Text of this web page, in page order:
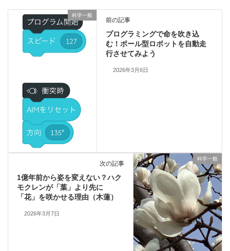
科学一般
前の記事
プログラミングで命を吹き込
む！ボール型ロボットを自動走
行させてみよう
2026年3月6日
科学一般
次の記事
1億年前から姿を変えない？ハク
モクレンが「葉」より先に
「花」を咲かせる理由（木蓮）
2026年3月7日